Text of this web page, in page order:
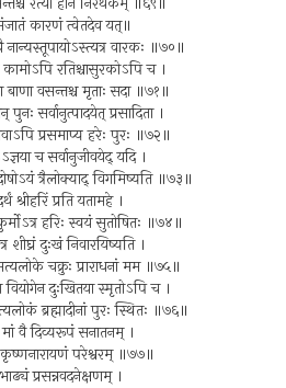
कारणं त्वेतदेव यत्॥
वारकः ॥७०॥
कामोऽपि रतिश्चासुरकोऽपि च ।
बाणा वसन्तश्च मृताः सदा ॥७१॥
पुनः सर्वानुत्पादयेत् प्रसादिता ।
प्रसमाप्य हरेः पुरः ॥७२॥
च सर्वानुजीवयेद् यदि ।
त्रैलोक्याद् विगमिष्यति ॥७३॥
श्रीहरिं प्रति यतामहे ।
हरिः स्वयं सुतोषितः ॥७४॥
शीघ्रं दुःखं निवारयिष्यति ।
चक्रुः प्राराधनां मम ॥७५॥
वियोगेन दुःखितया स्मृतोऽपि च ।
ब्रह्मादीनां पुरः स्थितः ॥७६॥
मां वै दिव्यरूपं सनातनम् ।
परेश्वरम् ॥७७॥
प्रसन्नवदनेक्षणम् ।